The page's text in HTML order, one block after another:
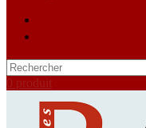
0 produit